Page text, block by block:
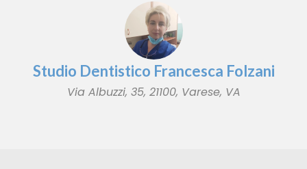
Studio Dentistico Francesca Folzani
Via Albuzzi, 35, 21100, Varese, VA